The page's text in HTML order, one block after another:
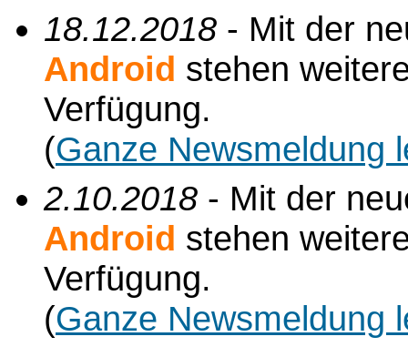
18.12.2018 - Mit der
Android stehen
Verfügung.
(Ganze Newsmeldung
2.10.2018 - Mit der
Android stehen
Verfügung.
(Ganze Newsmeldung